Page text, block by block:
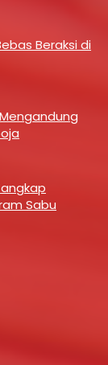
Beraksi di
Sabu